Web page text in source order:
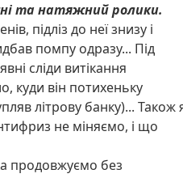
та натяжний ролики.
підліз до неї знизу і
помпу одразу... Під
сліди витікання
куди він потихеньку
літрову банку)... Також
не міняємо, і що
продовжуємо без